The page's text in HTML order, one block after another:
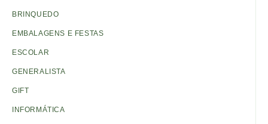
BRINQUEDO
EMBALAGENS E FESTAS
ESCOLAR
GENERALISTA
GIFT
INFORMÁTICA